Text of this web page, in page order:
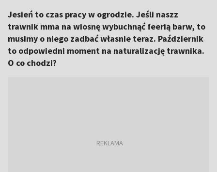
Jesień to czas pracy w ogrodzie. Jeśli naszz
trawnik mma na wiosnę wybuchnąć feerią barw, to
musimy o niego zadbać własnie teraz. Październik
to odpowiedni moment na naturalizację trawnika.
O co chodzi?